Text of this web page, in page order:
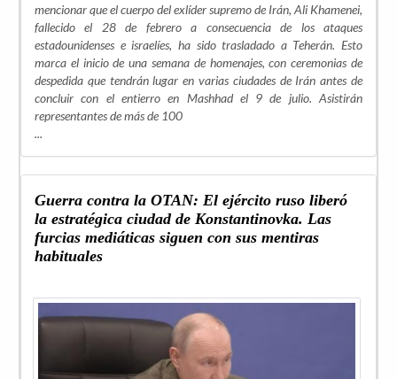
mencionar que el cuerpo del exlíder supremo de Irán, Ali Khamenei,
fallecido el 28 de febrero a consecuencia de los ataques
estadounidenses e israelíes, ha sido trasladado a Teherán. Esto
marca el inicio de una semana de homenajes, con ceremonias de
despedida que tendrán lugar en varias ciudades de Irán antes de
concluir con el entierro en Mashhad el 9 de julio. Asistirán
representantes de más de 100
...
Guerra contra la OTAN: El ejército ruso liberó
la estratégica ciudad de Konstantinovka. Las
furcias mediáticas siguen con sus mentiras
habituales